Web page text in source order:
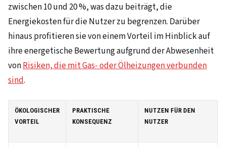
zwischen 10 und 20 %, was dazu beiträgt, die
Energiekosten für die Nutzer zu begrenzen. Darüber
hinaus profitieren sie von einem Vorteil im Hinblick auf
ihre energetische Bewertung aufgrund der Abwesenheit
vonRisiken, die mit Gas- oder Ölheizungen verbunden
sind.
ÖKOLOGISCHER
VORTEIL
PRAKTISCHE
KONSEQUENZ
NUTZEN FÜR DEN
NUTZER